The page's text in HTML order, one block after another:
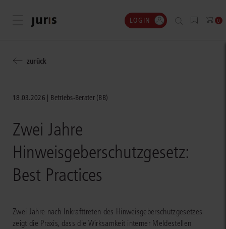
Menü öffnen LOGIN 0
zurück
18.03.2026 Betriebs-Berater (BB)
Zwei Jahre
Hinweisgeberschutzgesetz:
Best Practices
Zwei Jahre nach Inkrafttreten des Hinweisgeberschutzgesetzes
zeigt die Praxis, dass die Wirksamkeit interner Meldestellen